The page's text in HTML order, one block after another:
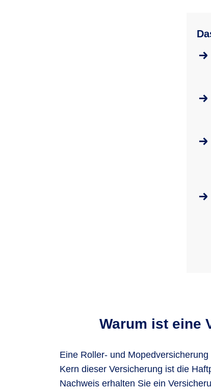
Warum ist eine
Eine Roller- und
Kern dieser Versicherung ist die
Nachweis erhalten Sie ein